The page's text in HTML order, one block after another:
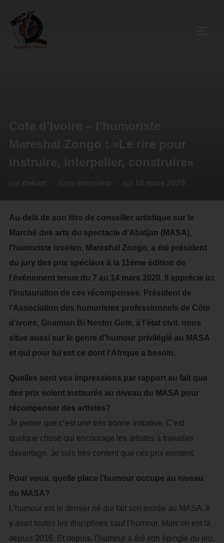
Au-delà de son titre de conseiller artistique sur le
Marché des arts du spectacle d’Abidjan (MASA),
l’humoriste ivoirien, Mareshal Zongo, a été président
du jury des prix spéciaux à la 11ème édition de
l’événement tenue du 7 au 14 mars 2020. Il apprécie ici
l‘instauration de ces récompenses. Président de
l‘Association des humoristes professionnels de Côte
d’ivoire, Gnamian Bi Nestor Gole, à l’état civil, nous
situe aussi sur le genre d’humour privilégié au MASA
et qui pour lui est ce dont l’Afrique a besoin.
Quelles sont vos impressions par rapport au fait que
des prix soient instaurés au niveau du MASA pour
récompenser des artistes?
Je pense que c’est une très bonne initiative. C’est
quelque chose qui encourage les artistes à travailler
davantage. Je suis très content que ces prix existent.
Pour vous, quelle place l’humour occupe au niveau
du MASA?
L’humour est le dernier né qui fait son entrée au MASA. Il
y avait toutes les disciplines sauf l’humour. Mais on est là
depuis 2016. Et depuis, l’humour a tiré son épingle du jeu.